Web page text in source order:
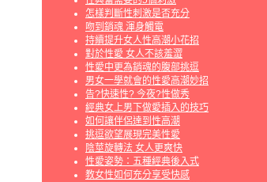
怎樣判斷性刺激是否充分
吻到銷魂 渾身觸電
持續提升女人性高潮小花招
對於性愛 女人不該羞澀
性愛中更為銷魂的腹部挑逗
男女一學就會的性愛高潮妙招
告?快速性? 今夜?性做秀
經典女上男下做愛插入的技巧
如何讓伴侶達到性高潮
挑逗欲望展現完美性愛
陰莖旋轉法 女人更爽快
性愛姿勢：五種經典後入式
教女性如何充分享受快感